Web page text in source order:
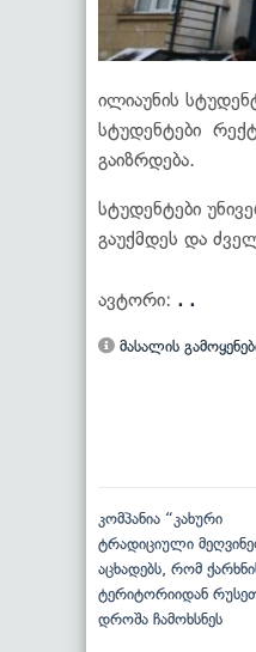
ილიაუნის
სტუდენტები
გაიზრდება.
სტუდენტები
გაუქმდეს და
ავტორი: . .
მასალის
კომპანია “კახური
ტრადიციული
აცხადებს, რომ
ტერიტორიიდან
დროშა ჩამოხსნეს